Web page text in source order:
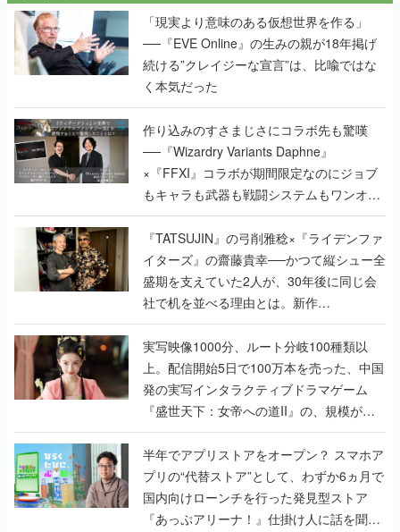
「現実より意味のある仮想世界を作る」
──『EVE Online』の生みの親が18年掲げ
続ける”クレイジーな宣言”は、比喩ではな
く本気だった
作り込みのすさまじさにコラボ先も驚嘆
──『Wizardry Variants Daphne』
×『FFXI』コラボが期間限定なのにジョブ
もキャラも武器も戦闘システムもワンオフ
で作り込まれた理由を両ディレクターに聞
く
『TATSUJIN』の弓削雅稔×『ライデンファ
イターズ』の齋藤貴幸──かつて縦シュー全
盛期を支えていた2人が、30年後に同じ会
社で机を並べる理由とは。新作
『TATSUJIN EXTREME』で初タッグを組
んだレジェンド2人に訊く開発秘話
実写映像1000分、ルート分岐100種類以
上。配信開始5日で100万本を売った、中国
発の実写インタラクティブドラマゲーム
『盛世天下：女帝への道II』の、規模が違
うこだわりをプロデューサーに聞いた
半年でアプリストアをオープン？ スマホア
プリの“代替ストア”として、わずか6ヵ月で
国内向けローンチを行った発見型ストア
『あっぷアリーナ！』仕掛け人に話を聞い